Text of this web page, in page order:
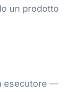
un prodotto
esecutore —